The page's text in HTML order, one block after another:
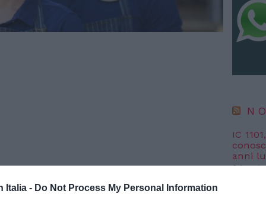
Italia - Do Not Process My Personal Information
IC
anni
6
“Fari